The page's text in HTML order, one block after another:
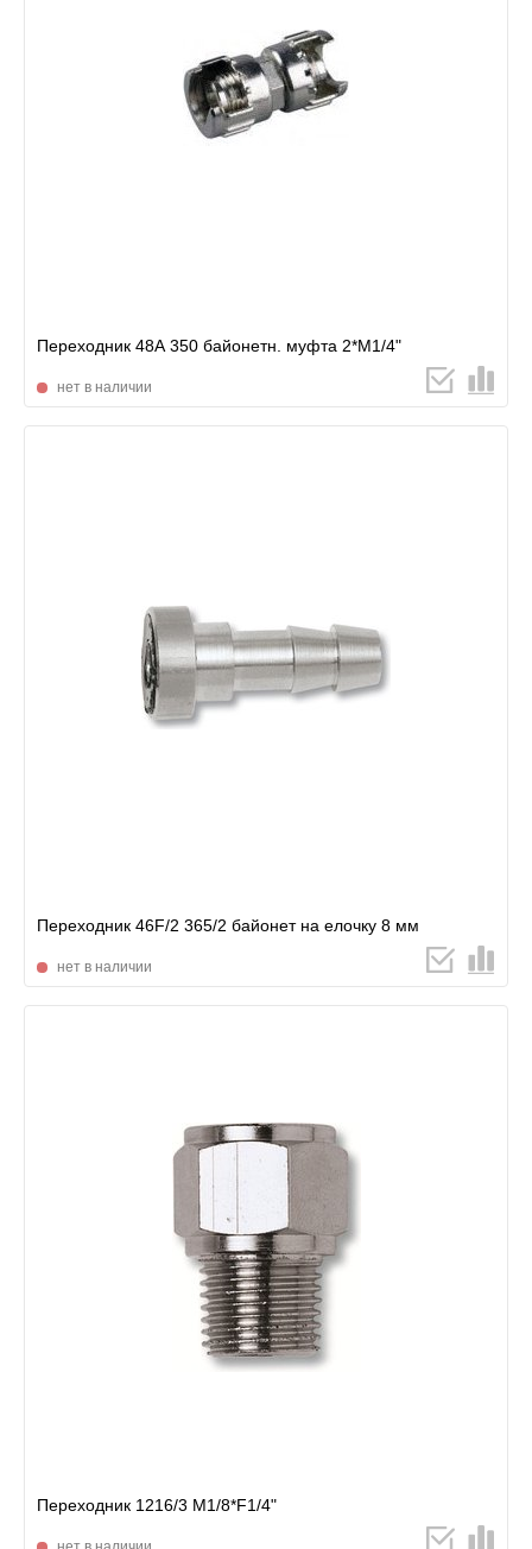
Переходник 48А 350 байонетн. муфта 2*М1/4"
нет в наличии
Переходник 46F/2 365/2 байонет на елочку 8 мм
нет в наличии
Переходник 1216/3 М1/8*F1/4"